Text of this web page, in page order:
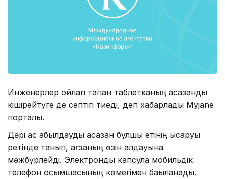
Инженерлер ойлап тапқан таблетканың асқазанды
кішірейтуге де септігі тиеді, деп хабарлады Myjane
порталы.
Дәрі ас қабылдауды асқазан бұлшық етінің қысқаруы
ретінде танып, ағзаның өзін алдауына
мәжбүрлейді. Электронды капсула мобильдік
телефон қосымшасының көмегімен бақыланады.